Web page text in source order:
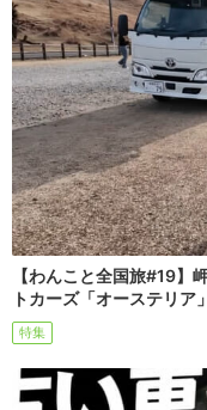
【わんこと全国旅#19】
トカーズ「オーステリ
特集